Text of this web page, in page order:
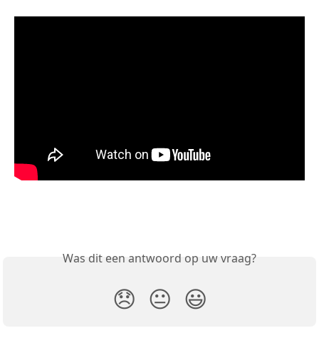
Was dit een antwoord op uw vraag?
😞 😐 😃